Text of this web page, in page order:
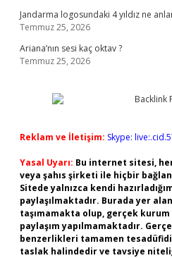
Jandarma logosundaki 4 yıldız ne
Temmuz 25, 2026
Ariana’nın sesi kaç oktav ?
Temmuz 25, 2026
Reklam ve İletişim: Skype:
Yasal Uyarı: Bu internet sitesi,
veya şahıs şirketi ile hiçbir
Sitede yalnızca kendi
paylaşılmaktadır. Burada yer
taşımamakta olup, gerçek
paylaşım yapılmamaktadır.
benzerlikleri tamamen
taslak halindedir ve tavsiye